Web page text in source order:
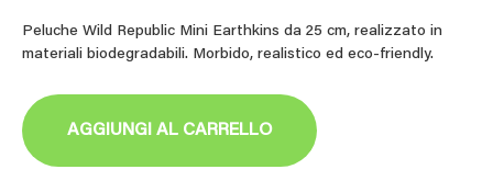
Peluche Wild Republic Mini Earthkins da 25 cm, realizzato in
materiali biodegradabili. Morbido, realistico ed eco-friendly.
AGGIUNGI AL CARRELLO